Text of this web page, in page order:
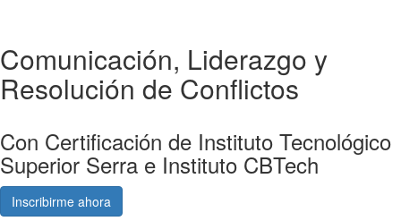
Comunicación, Liderazgo y
Resolución de Conflictos
Con Certificación de Instituto Tecnológico
Superior Serra e Instituto CBTech
Inscribirme ahora